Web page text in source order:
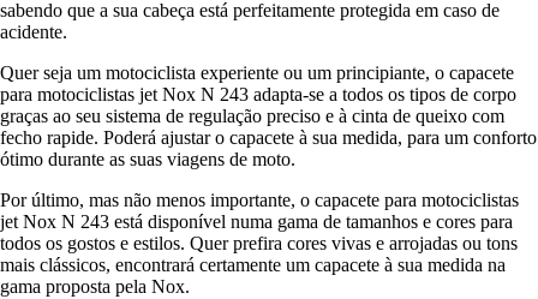
sabendo que a sua cabeça está perfeitamente protegida em caso de
acidente.
Quer seja um motociclista experiente ou um principiante, o capacete
para motociclistas jet Nox N 243 adapta-se a todos os tipos de corpo
graças ao seu sistema de regulação preciso e à cinta de queixo com
fecho rapide. Poderá ajustar o capacete à sua medida, para um conforto
ótimo durante as suas viagens de moto.
Por último, mas não menos importante, o capacete para motociclistas
jet Nox N 243 está disponível numa gama de tamanhos e cores para
todos os gostos e estilos. Quer prefira cores vivas e arrojadas ou tons
mais clássicos, encontrará certamente um capacete à sua medida na
gama proposta pela Nox.